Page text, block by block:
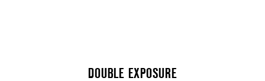
DOUBLE EXPOSURE